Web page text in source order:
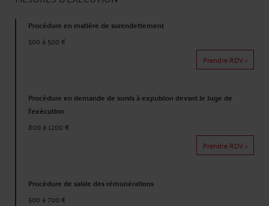
Procédure en matière de surendettement
500 à 500 €
Prendre RDV >
Procédure en demande de sursis à expulsion devant le Juge de
l'exécution
800 à 1200 €
Prendre RDV >
Procédure de saisie des rémunérations
500 à 700 €